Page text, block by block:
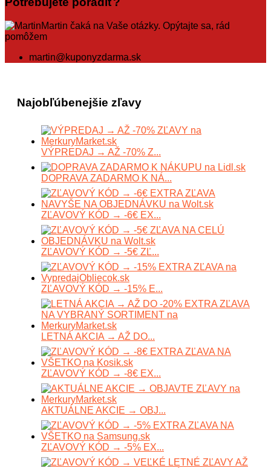
Martin čaká na Vaše otázky. Opýtajte sa, rád
pomôžem
martin@kuponyzdarma.sk
Najobľúbenejšie zľavy
VÝPREDAJ → AŽ -70% Z...
DOPRAVA ZADARMO K NÁ...
ZĽAVOVÝ KÓD → -6€ EX...
ZĽAVOVÝ KÓD → -5€ ZĽ...
ZĽAVOVÝ KÓD → -15% E...
LETNÁ AKCIA → AŽ DO...
ZĽAVOVÝ KÓD → -8€ EX...
AKTUÁLNE AKCIE → OBJ...
ZĽAVOVÝ KÓD → -5% EX...